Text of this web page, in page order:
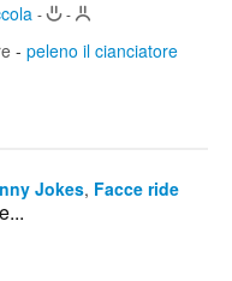
- -
- peleno il cianciatore
Jokes, Facce ride